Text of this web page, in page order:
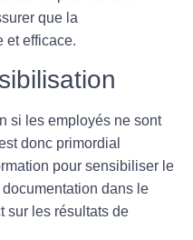
que la
et efficace.
si les employés ne sont
donc primordial
pour sensibiliser le
dans le
sur les résultats de